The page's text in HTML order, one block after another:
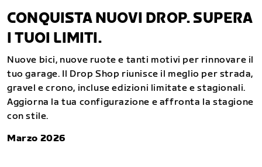
CONQUISTA NUOVI DROP. SUPERA
I TUOI LIMITI.
Nuove bici, nuove ruote e tanti motivi per rinnovare il
tuo garage. Il Drop Shop riunisce il meglio per strada,
gravel e crono, incluse edizioni limitate e stagionali.
Aggiorna la tua configurazione e affronta la stagione
con stile.
Marzo 2026